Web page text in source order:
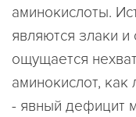
аминокислоты.
являются злаки
ощущается
аминокислот,
- явный дефицит